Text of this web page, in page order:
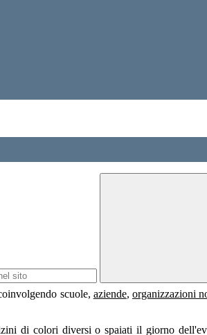
scuole, aziende, organizzazioni
di colori diversi o spaiati il giorno